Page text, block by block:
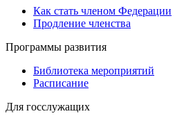
Как стать членом Федерации
Продление членства
Программы развития
Библиотека мероприятий
Расписание
Для госслужащих